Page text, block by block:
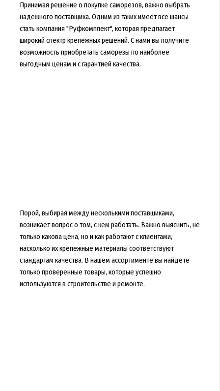
Принимая решение о покупке саморезов, важно выбрать
надежного поставщика. Одним из таких имеет все шансы
стать компания "Руфкомплект", которая предлагает
широкий спектр крепежных решений. С нами вы получите
возможность приобретать саморезы по наиболее
выгодным ценам и с гарантией качества.
Порой, выбирая между несколькими поставщиками,
возникает вопрос о том, с кем работать. Важно выяснить, не
только какова цена, но и как работают с клиентами,
насколько их крепежные материалы соответствуют
стандартам качества. В нашем ассортименте вы найдете
только проверенные товары, которые успешно
используются в строительстве и ремонте.